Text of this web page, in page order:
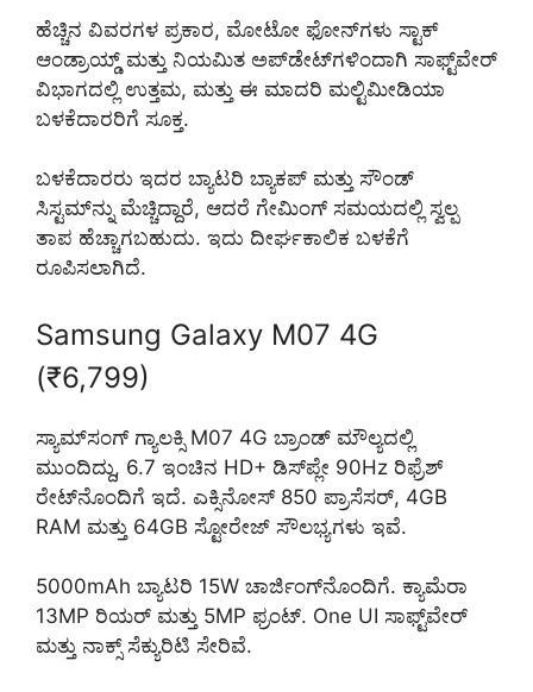
ಹೆಚ್ಚಿನ ವಿವರಗಳ ಪ್ರಕಾರ, ಮೋಟೋ ಫೋನ್‌ಗಳು ಸ್ಟಾಕ್
ಆಂಡ್ರಾಯ್ಡ್ ಮತ್ತು ನಿಯಮಿತ ಅಪ್‌ಡೇಟ್‌ಗಳಿಂದಾಗಿ ಸಾಫ್ಟ್‌ವೇರ್
ವಿಭಾಗದಲ್ಲಿ ಉತ್ತಮ, ಮತ್ತು ಈ ಮಾದರಿ ಮಲ್ಟಿಮೀಡಿಯಾ
ಬಳಕೆದಾರರಿಗೆ ಸೂಕ್ತ.
ಬಳಕೆದಾರರು ಇದರ ಬ್ಯಾಟರಿ ಬ್ಯಾಕಪ್ ಮತ್ತು ಸೌಂಡ್
ಸಿಸ್ಟಮ್‌ನ್ನು ಮೆಚ್ಚಿದ್ದಾರೆ, ಆದರೆ ಗೇಮಿಂಗ್ ಸಮಯದಲ್ಲಿ ಸ್ವಲ್ಪ
ತಾಪ ಹೆಚ್ಚಾಗಬಹುದು. ಇದು ದೀರ್ಘಕಾಲಿಕ ಬಳಕೆಗೆ
ರೂಪಿಸಲಾಗಿದೆ.
Samsung Galaxy M07 4G
(₹6,799)
ಸ್ಯಾಮ್‌ಸಂಗ್ ಗ್ಯಾಲಕ್ಸಿ M07 4G ಬ್ರಾಂಡ್ ಮೌಲ್ಯದಲ್ಲಿ
ಮುಂದಿದ್ದು, 6.7 ಇಂಚಿನ HD+ ಡಿಸ್‌ಪ್ಲೇ 90Hz ರಿಫ್ರೆಶ್
ರೇಟ್‌ನೊಂದಿಗೆ ಇದೆ. ಎಕ್ಸಿನೋಸ್ 850 ಪ್ರಾಸೆಸರ್, 4GB
RAM ಮತ್ತು 64GB ಸ್ಟೋರೇಜ್ ಸೌಲಭ್ಯಗಳು ಇವೆ.
5000mAh ಬ್ಯಾಟರಿ 15W ಚಾರ್ಜಿಂಗ್‌ನೊಂದಿಗೆ. ಕ್ಯಾಮೆರಾ
13MP ರಿಯರ್ ಮತ್ತು 5MP ಫ್ರಂಟ್. One UI ಸಾಫ್ಟ್‌ವೇರ್
ಮತ್ತು ನಾಕ್ಸ್ ಸೆಕ್ಯುರಿಟಿ ಸೇರಿವೆ.